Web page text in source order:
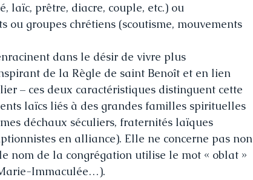
laïc, prêtre, diacre, couple, etc.) ou
ou groupes chrétiens (scoutisme, mouvements
dans le désir de vivre plus
de la Règle de saint Benoît et en lien
– ces deux caractéristiques distinguent cette
laïcs liés à des grandes familles spirituelles
déchaux séculiers, fraternités laïques
en alliance). Elle ne concerne pas non
nom de la congrégation utilise le mot « oblat »
Immaculée…).